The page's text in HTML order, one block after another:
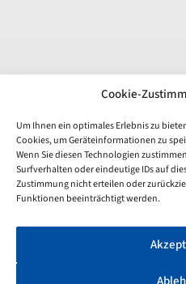
Cookie-
Um Ihnen ein optimales Erlebnis zu
Cookies, um Geräteinformationen zu
Wenn Sie diesen Technologien
Surfverhalten oder eindeutige IDs auf
Zustimmung nicht erteilen oder
Funktionen beeinträchtigt werden.
Unfortunately,
the
day
period